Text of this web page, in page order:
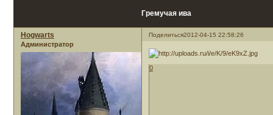
Гремучая ива
Поделиться2012-04-15 22:58:26
Hogwarts
Администратор
0